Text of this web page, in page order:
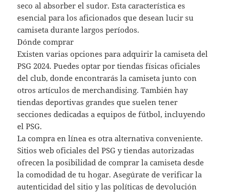
seco al absorber el sudor. Esta característica es
esencial para los aficionados que desean lucir su
camiseta durante largos períodos.
Dónde comprar
Existen varias opciones para adquirir la camiseta del
PSG 2024. Puedes optar por tiendas físicas oficiales
del club, donde encontrarás la camiseta junto con
otros artículos de merchandising. También hay
tiendas deportivas grandes que suelen tener
secciones dedicadas a equipos de fútbol, incluyendo
el PSG.
La compra en línea es otra alternativa conveniente.
Sitios web oficiales del PSG y tiendas autorizadas
ofrecen la posibilidad de comprar la camiseta desde
la comodidad de tu hogar. Asegúrate de verificar la
autenticidad del sitio y las políticas de devolución